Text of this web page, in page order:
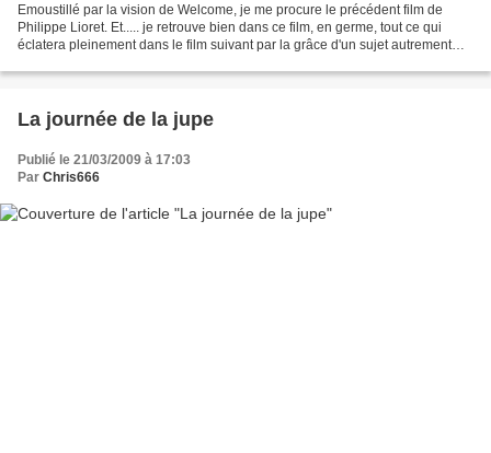
Emoustillé par la vision de Welcome, je me procure le précédent film de
Philippe Lioret. Et..... je retrouve bien dans ce film, en germe, tout ce qui
éclatera pleinement dans le film suivant par la grâce d'un sujet autrement
La journée de la jupe
Publié le 21/03/2009 à 17:03
Par Chris666